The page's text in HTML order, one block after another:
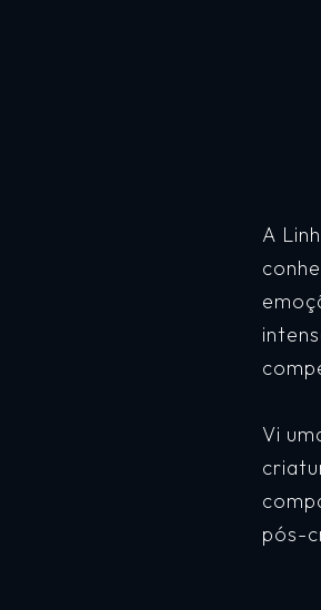
A
Vi
pós-